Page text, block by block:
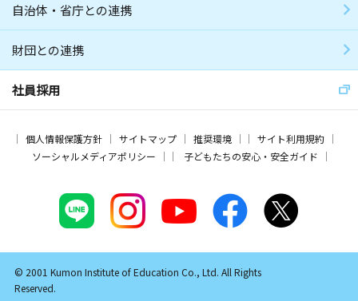
自治体・省庁との連携
財団との連携
社員採用
個人情報保護方針 サイトマップ 推奨環境
サイト利用規約
ソーシャルメディアポリシー
子どもたちの安心・安全ガイド
© 2001 Kumon Institute of Education Co., Ltd. All Rights
Reserved.